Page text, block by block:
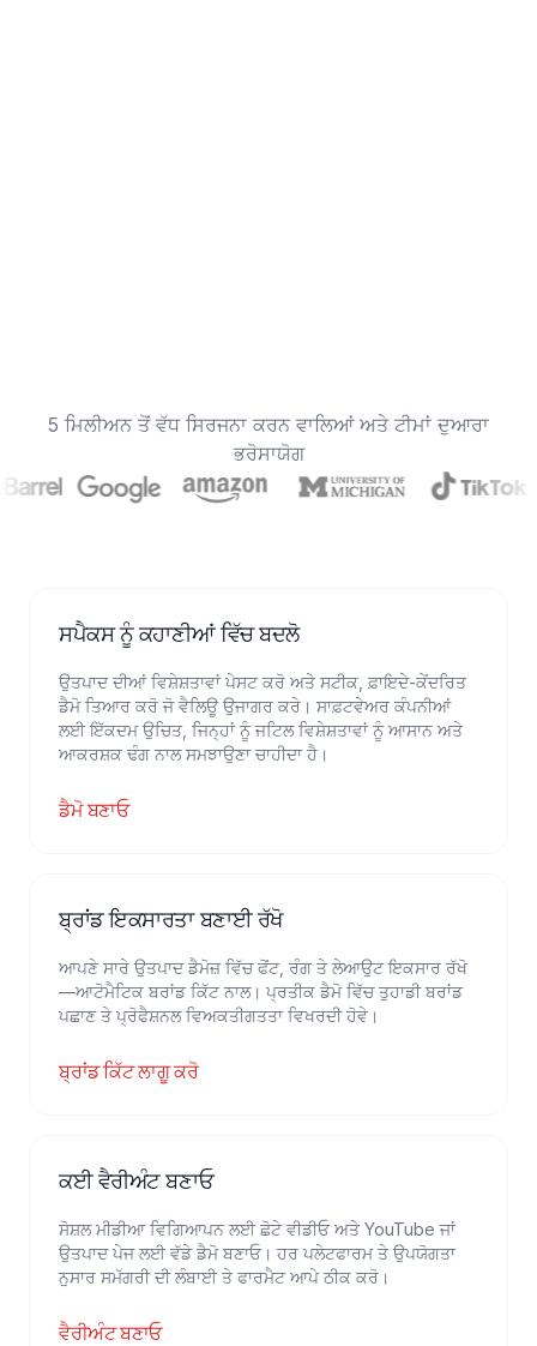
5 ਮਿਲੀਅਨ ਤੋਂ ਵੱਧ ਸਿਰਜਨਾ ਕਰਨ ਵਾਲਿਆਂ ਅਤੇ ਟੀਮਾਂ ਦੁਆਰਾ
ਭਰੋਸਾਯੋਗ
ਸਪੈਕਸ ਨੂੰ ਕਹਾਣੀਆਂ ਵਿੱਚ ਬਦਲੋ
ਉਤਪਾਦ ਦੀਆਂ ਵਿਸ਼ੇਸ਼ਤਾਵਾਂ ਪੇਸਟ ਕਰੋ ਅਤੇ ਸਟੀਕ, ਫ਼ਾਇਦੇ-ਕੇਂਦਰਿਤ
ਡੈਮੋ ਤਿਆਰ ਕਰੋ ਜੋ ਵੈਲਿਊ ਉਜਾਗਰ ਕਰੇ। ਸਾਫ਼ਟਵੇਅਰ ਕੰਪਨੀਆਂ
ਲਈ ਇੱਕਦਮ ਉਚਿਤ, ਜਿਨ੍ਹਾਂ ਨੂੰ ਜਟਿਲ ਵਿਸ਼ੇਸ਼ਤਾਵਾਂ ਨੂੰ ਆਸਾਨ ਅਤੇ
ਆਕਰਸ਼ਕ ਢੰਗ ਨਾਲ ਸਮਝਾਉਣਾ ਚਾਹੀਦਾ ਹੈ।
ਡੈਮੋ ਬਣਾਓ
ਬ੍ਰਾਂਡ ਇਕਸਾਰਤਾ ਬਣਾਈ ਰੱਖੋ
ਆਪਣੇ ਸਾਰੇ ਉਤਪਾਦ ਡੈਮੋਜ਼ ਵਿੱਚ ਫੋਂਟ, ਰੰਗ ਤੇ ਲੇਆਉਟ ਇਕਸਾਰ ਰੱਖੋ
—ਆਟੋਮੈਟਿਕ ਬਰਾਂਡ ਕਿੱਟ ਨਾਲ। ਪ੍ਰਤੀਕ ਡੈਮੋ ਵਿੱਚ ਤੁਹਾਡੀ ਬਰਾਂਡ
ਪਛਾਣ ਤੇ ਪ੍ਰੋਫੈਸ਼ਨਲ ਵਿਅਕਤੀਗਤਤਾ ਵਿਖਰਦੀ ਹੋਵੇ।
ਬ੍ਰਾਂਡ ਕਿੱਟ ਲਾਗੂ ਕਰੋ
ਕਈ ਵੈਰੀਅੰਟ ਬਣਾਓ
ਸੋਸ਼ਲ ਮੀਡੀਆ ਵਿਗਿਆਪਨ ਲਈ ਛੋਟੇ ਵੀਡੀਓ ਅਤੇ YouTube ਜਾਂ
ਉਤਪਾਦ ਪੇਜ ਲਈ ਵੱਡੇ ਡੈਮੋ ਬਣਾਓ। ਹਰ ਪਲੇਟਫਾਰਮ ਤੇ ਉਪਯੋਗਤਾ
ਨੁਸਾਰ ਸਮੱਗਰੀ ਦੀ ਲੰਬਾਈ ਤੇ ਫਾਰਮੈਟ ਆਪੇ ਠੀਕ ਕਰੋ।
ਵੈਰੀਅੰਟ ਬਣਾਓ